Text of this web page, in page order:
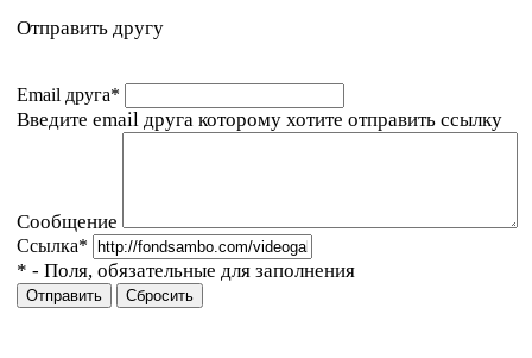
Отправить другу
Email друга*
Введите email друга которому хотите отправить ссылку
Сообщение
Ссылка*
* - Поля, обязательные для заполнения